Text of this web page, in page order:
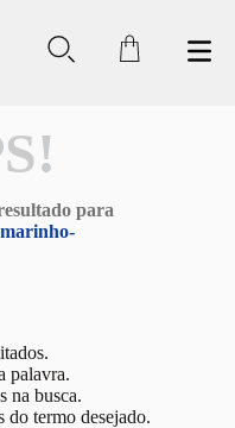
para
palavra.
na busca.
do termo desejado.